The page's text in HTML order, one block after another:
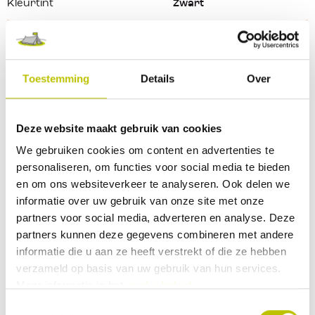
Toestemming Details Over
Deze website maakt gebruik van cookies
We gebruiken cookies om content en advertenties te
personaliseren, om functies voor social media te bieden
en om ons websiteverkeer te analyseren. Ook delen we
informatie over uw gebruik van onze site met onze
partners voor social media, adverteren en analyse. Deze
partners kunnen deze gegevens combineren met andere
informatie die u aan ze heeft verstrekt of die ze hebben
verzameld op basis van uw gebruik van hun services.
Kleurtint Zwart
Lengte afmeting
0 Beoordeling
0
Deel je ervaringen met andere klanten.